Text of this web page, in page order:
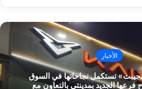
المساهمة فى توفير الاجهزة الطبية فتم
البترول فى توفير الأجهزة الطبية طبقا
وقيامهم بشرائها،
الأخبار
تستكمل نجاحاتها في السوق
فرعها الجديد بمدينتي بالتعاون مع